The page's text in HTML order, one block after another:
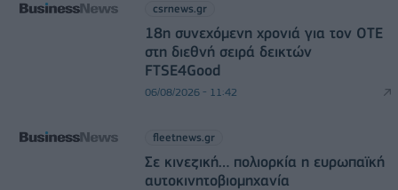
csrnews.gr
18η συνεχόμενη χρονιά για τον ΟΤΕ
στη διεθνή σειρά δεικτών
FTSE4Good
06/08/2026 - 11:42
fleetnews.gr
Σε κινεζική… πολιορκία η ευρωπαϊκή
αυτοκινητοβιομηχανία